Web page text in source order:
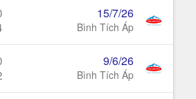
15/7/26
Bình Tích Áp
9/6/26
Bình Tích Áp